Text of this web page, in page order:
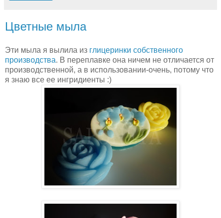
Цветные мыла
Эти мыла я вылила из глицеринки собственного
производства. В переплавке она ничем не отличается от
производственной, а в использовании-очень, потому что
я знаю все ее ингридиенты :)